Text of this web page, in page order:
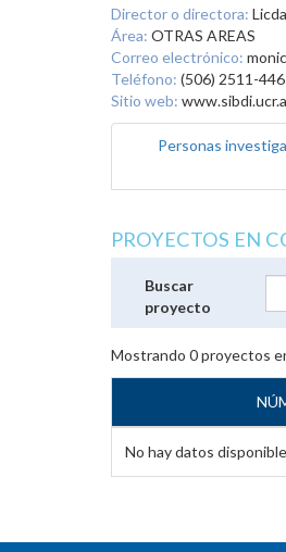
Director o directora:
Área: OTRAS AREAS
Correo electrónico:
Teléfono: (506) 2511-
Sitio web:
Personas
PROYECTOS EN
Buscar
proyecto
Mostrando 0proyectos
No hay datos